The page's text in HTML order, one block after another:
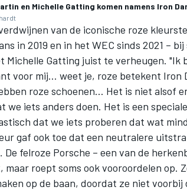
en Michelle Gatting komen namens Iron
van de iconische roze
in 2019 en in het WEC sinds 2021 –
Michelle Gatting juist te verheugen. "Ik
voor mij… weet je, roze betekent Iron
roze schoenen… Het is niet alsof
we iets anders doen. Het is een
dat we iets proberen dat wat
gaf ook toe dat een neutralere
De felroze Porsche – een van de
maar roept soms ook vooroordelen op.
op de baan, doordat ze niet